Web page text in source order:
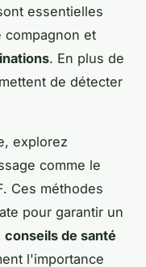
essentielles
compagnon et
. En plus de
de détecter
explorez
comme le
Ces méthodes
pour garantir un
conseils de santé
l'importance